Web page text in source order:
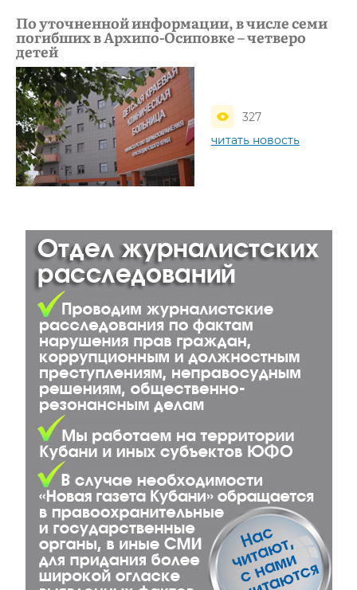
По уточненной информации, в числе семи
погибших в Архипо-Осиповке – четверо
детей
327
читать новость